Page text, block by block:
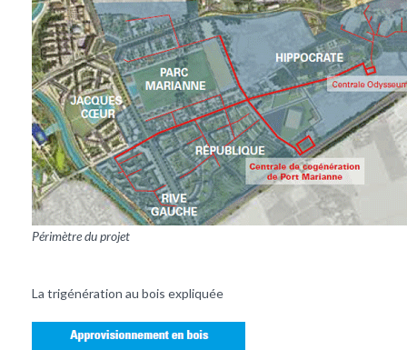
Périmètre du projet
La trigénération au bois expliquée